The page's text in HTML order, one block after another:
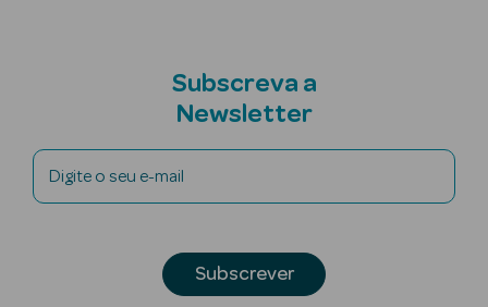
Subscreva a
Newsletter
Digite o seu e-mail
Subscrever